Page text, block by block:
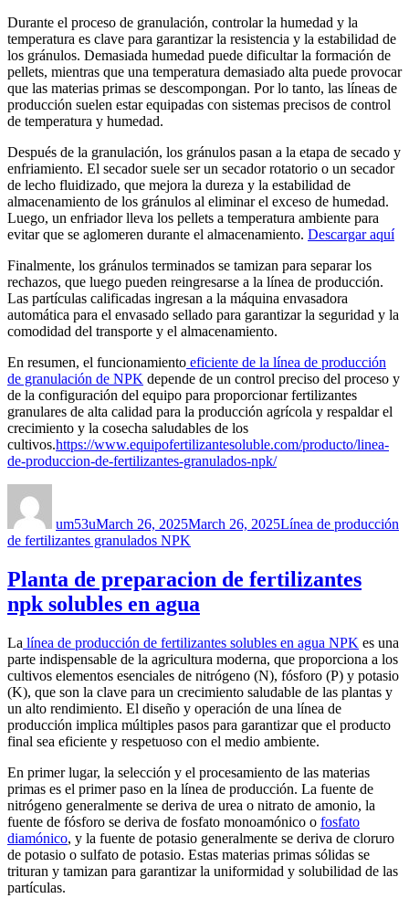
Durante el proceso de granulación, controlar la humedad y la
temperatura es clave para garantizar la resistencia y la estabilidad de
los gránulos. Demasiada humedad puede dificultar la formación de
pellets, mientras que una temperatura demasiado alta puede provocar
que las materias primas se descompongan. Por lo tanto, las líneas de
producción suelen estar equipadas con sistemas precisos de control
de temperatura y humedad.
Después de la granulación, los gránulos pasan a la etapa de secado y
enfriamiento. El secador suele ser un secador rotatorio o un secador
de lecho fluidizado, que mejora la dureza y la estabilidad de
almacenamiento de los gránulos al eliminar el exceso de humedad.
Luego, un enfriador lleva los pellets a temperatura ambiente para
evitar que se aglomeren durante el almacenamiento. Descargar aquí
Finalmente, los gránulos terminados se tamizan para separar los
rechazos, que luego pueden reingresarse a la línea de producción.
Las partículas calificadas ingresan a la máquina envasadora
automática para el envasado sellado para garantizar la seguridad y la
comodidad del transporte y el almacenamiento.
En resumen, el funcionamiento eficiente de la línea de producción
de granulación de NPK depende de un control preciso del proceso y
de la configuración del equipo para proporcionar fertilizantes
granulares de alta calidad para la producción agrícola y respaldar el
crecimiento y la cosecha saludables de los
cultivos.https://www.equipofertilizantesoluble.com/producto/linea-
de-produccion-de-fertilizantes-granulados-npk/
um53uMarch 26, 2025March 26, 2025Línea de producción
de fertilizantes granulados NPK
Planta de preparacion de fertilizantes
npk solubles en agua
La línea de producción de fertilizantes solubles en agua NPK es una
parte indispensable de la agricultura moderna, que proporciona a los
cultivos elementos esenciales de nitrógeno (N), fósforo (P) y potasio
(K), que son la clave para un crecimiento saludable de las plantas y
un alto rendimiento. El diseño y operación de una línea de
producción implica múltiples pasos para garantizar que el producto
final sea eficiente y respetuoso con el medio ambiente.
En primer lugar, la selección y el procesamiento de las materias
primas es el primer paso en la línea de producción. La fuente de
nitrógeno generalmente se deriva de urea o nitrato de amonio, la
fuente de fósforo se deriva de fosfato monoamónico o fosfato
diamónico, y la fuente de potasio generalmente se deriva de cloruro
de potasio o sulfato de potasio. Estas materias primas sólidas se
trituran y tamizan para garantizar la uniformidad y solubilidad de las
partículas.